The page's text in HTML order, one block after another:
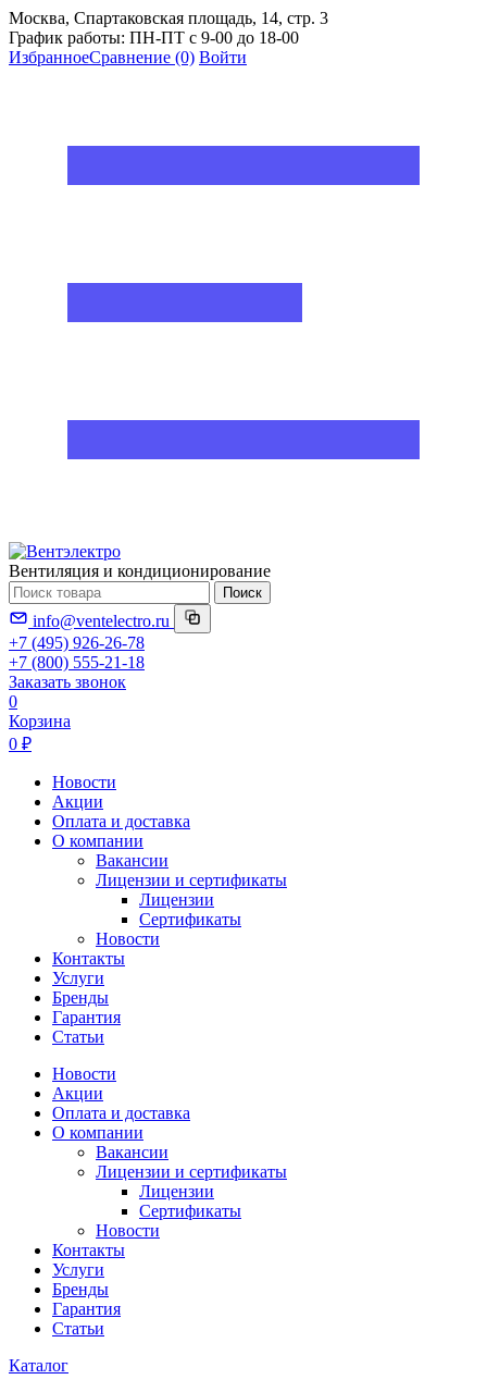
Москва, Спартаковская площадь, 14, стр. 3
График работы: ПН-ПТ с 9-00 до 18-00
ИзбранноеСравнение (0) Войти
Вентиляция и кондиционирование
Поиск
info@ventelectro.ru
+7 (495) 926-26-78
+7 (800) 555-21-18
Заказать звонок
0
Корзина
0 ₽
Новости
Акции
Оплата и доставка
О компании
Вакансии
Лицензии и сертификаты
Лицензии
Сертификаты
Новости
Контакты
Услуги
Бренды
Гарантия
Статьи
Новости
Акции
Оплата и доставка
О компании
Вакансии
Лицензии и сертификаты
Лицензии
Сертификаты
Новости
Контакты
Услуги
Бренды
Гарантия
Статьи
Каталог